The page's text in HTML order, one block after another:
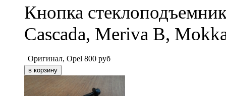
Кнопка
Cascada, Meriva B,
Оригинал, Opel 800 руб